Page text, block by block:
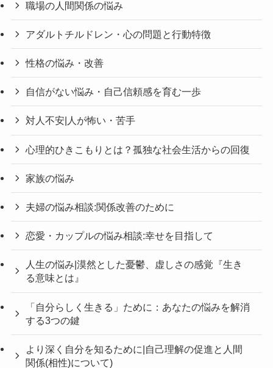
職場の人間関係の悩み
アダルトチルドレン・心の問題と行動特徴
性格の悩み・改善
自信がない悩み・自己信頼感を育む一歩
対人不安|人が怖い・苦手
心理的ひきこもりとは？孤独な社会生活からの回復
家族の悩み
夫婦の悩み相談:関係改善のために
恋愛・カップルの悩み相談:幸せを目指して
人生の悩み|漠然とした憂鬱、虚しさの感覚『生き
る意味とは』
「自分らしく生きる」ために：あなたの悩みを解消
する3つの鍵
より深く自分を知るために|自己理解の促進と人間
関係(相性)について)